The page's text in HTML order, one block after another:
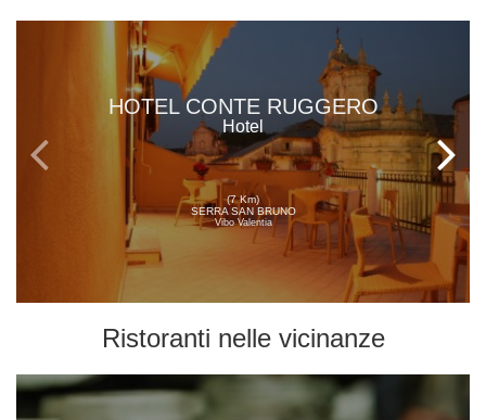
HOTEL CONTE RUGGERO
Hotel
(7 Km)
SERRA SAN BRUNO
Vibo Valentia
Ristoranti nelle vicinanze